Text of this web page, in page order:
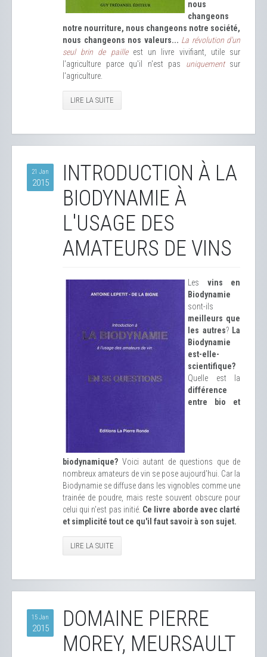
nous
changeons
notre nourriture, nous changeons notre société,
nous changeons nos valeurs... La révolution d'un
seul brin de pailleest un livre vivifiant, utile sur
l'agriculture parce qu'il n'est pas uniquementsur
l'agriculture.
LIRE LA SUITE
21 Jan
2015
INTRODUCTION À LA
BIODYNAMIE À
L'USAGE DES
AMATEURS DE VINS
Les vins en
Biodynamie
sont-ils
meilleurs que
les autres?La
Biodynamie
est-elle-
scientifique?
Quelle est la
différence
entre bio et
biodynamique? Voici autant de questions que de
nombreux amateurs de vin se pose aujourd'hui. Car la
Biodynamie se diffuse dans les vignobles comme une
trainée de poudre, mais reste souvent obscure pour
celui qui n'est pas initié. Ce livre aborde avec clarté
et simplicité tout ce qu'il faut savoir à son sujet.
LIRE LA SUITE
15 Jan
2015
DOMAINE PIERRE
MOREY, MEURSAULT